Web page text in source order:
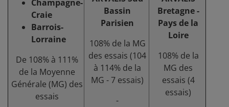
Champagne-
Craie
Barrois-
Lorraine
De 108% à 111%
de la Moyenne
Générale (MG) des
essais
Bassin
Parisien
108% de la MG
des essais (104
à 114% de la
MG - 7 essais)
-
Bretagne -
Pays de la
Loire
108% de la
MG des
essais (4
essais)